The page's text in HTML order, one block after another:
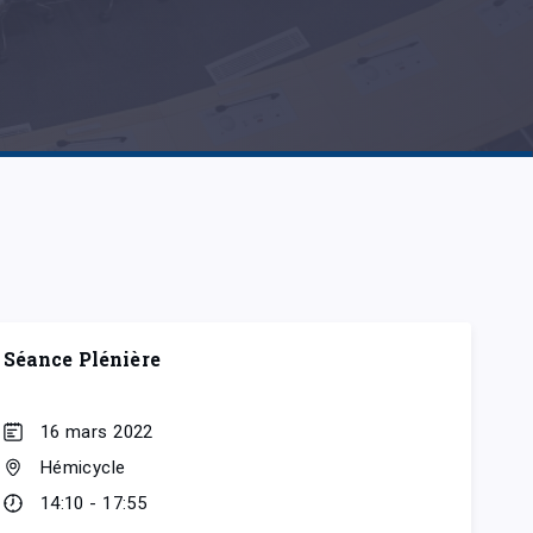
Séance Plénière
16 mars 2022
Hémicycle
14:10 - 17:55